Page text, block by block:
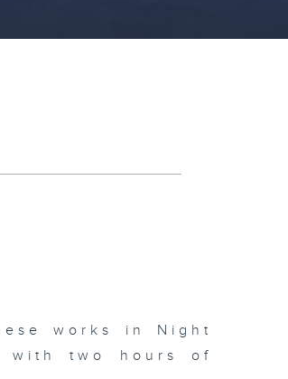
works in Night
with two hours of